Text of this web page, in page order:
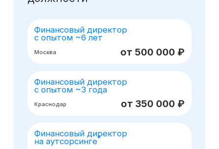
Получите бесплатный урок